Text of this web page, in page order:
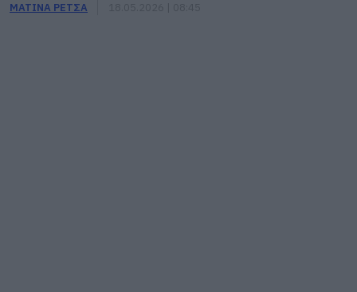
ΜΑΤΙΝΑ ΡΕΤΣΑ